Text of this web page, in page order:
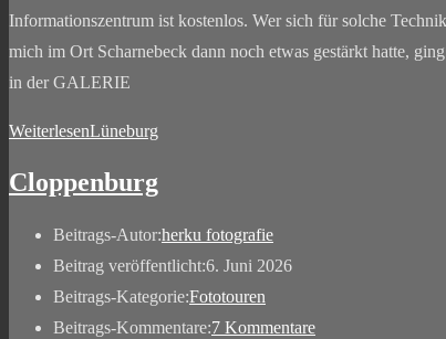
Informationszentrum ist kostenlos. Wer sich für solche
mich im Ort Scharnebeck dann noch etwas gestärkt hatte,
in der GALERIE
WeiterlesenLüneburg
Cloppenburg
Beitrags-Autor:herku fotografie
Beitrag veröffentlicht:6. Juni 2026
Beitrags-Kategorie:Fototouren
Beitrags-Kommentare:7 Kommentare